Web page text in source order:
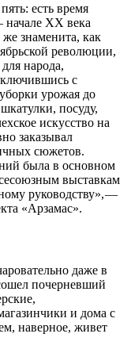
есть время
​начале ХХ века
знаменита, как
революции,
народа,
с
урожая до
посуду,
искусство на
заказывал
сюжетов.
была в основном
выставкам
руководству», —
«Арзамас».
даже в
почерневший
и дома с
наверное, живет